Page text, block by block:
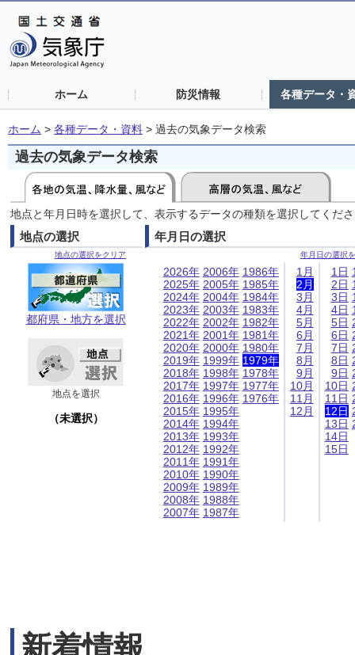
ホーム 防災情報 各種データ・
ホーム > 各種データ・資料 > 過去の気象データ検索
過去の気象データ検索
地点と年月日時を選択して、表示するデータの種類を選択してくだ
地点の選択
地点の選択をクリア
都府県・地方を選択
地点を選択
（未選択）
年月日の選択
年月日の選択
2026年
2025年
2024年
2023年
2022年
2021年
2020年
2019年
2018年
2017年
2016年
2015年
2014年
2013年
2012年
2011年
2010年
2009年
2008年
2007年
2006年
2005年
2004年
2003年
2002年
2001年
2000年
1999年
1998年
1997年
1996年
1995年
1994年
1993年
1992年
1991年
1990年
1989年
1988年
1987年
1986年
1985年
1984年
1983年
1982年
1981年
1980年
1979年
1978年
1977年
1976年
1月
2月
3月
4月
5月
6月
7月
8月
9月
10月
11月
12月
1日
2日
3日
4日
5日
6日
7日
8日
9日
10日
11日
12日
13日
14日
15日
新着情報